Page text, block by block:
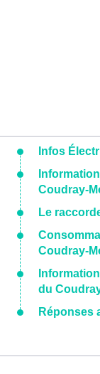
Infos
Coudray-
Le
Coudray-
du
Réponses